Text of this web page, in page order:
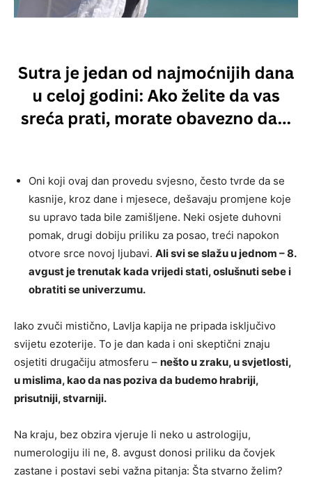
Oni koji ovaj dan provedu svjesno, često tvrde da se
kasnije, kroz dane i mjesece, dešavaju promjene koje
su upravo tada bile zamišljene. Neki osjete duhovni
pomak, drugi dobiju priliku za posao, treći napokon
otvore srce novoj ljubavi. Ali svi se slažu u jednom – 8.
avgust je trenutak kada vrijedi stati, oslušnuti sebe i
obratiti se univerzumu.
Iako zvuči mistično, Lavlja kapija ne pripada isključivo
svijetu ezoterije. To je dan kada i oni skeptični znaju
osjetiti drugačiju atmosferu – nešto u zraku, u svjetlosti,
u mislima, kao da nas poziva da budemo hrabriji,
prisutniji, stvarniji.
Na kraju, bez obzira vjeruje li neko u astrologiju,
numerologiju ili ne, 8. avgust donosi priliku da čovjek
zastane i postavi sebi važna pitanja: Šta stvarno želim?